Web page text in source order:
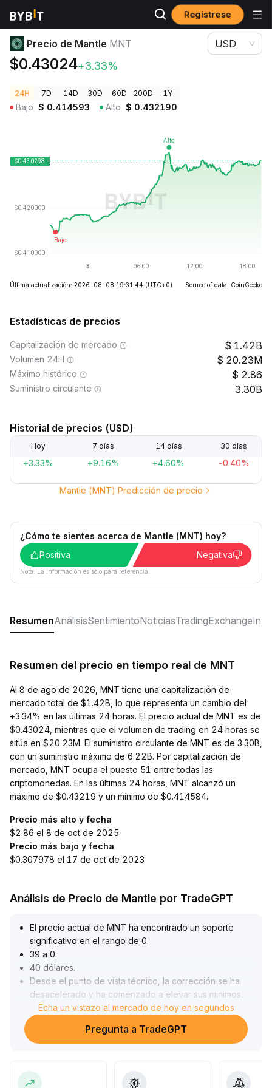
Regístrese
Precios de Criptomonedas Precio de Mantle MNT
Precio de Mantle MNT
$0.43024+3.33%
USD
24H 7D 14D 30D 60D 200D 1Y
Bajo $ 0.414593 Alto $ 0.432190
Última actualización: 2026-08-08 19:31:44 (UTC+0) Source of data: CoinGecko
Estadísticas de precios
Capitalización de mercado 1.42B
Volumen 24H 20.23M
Máximo histórico 2.86
Suministro circulante 3.30B
Historial de precios (USD)
Hoy 7 días 14 días 30 días
+3.33% +9.16% +4.60% -0.40%
Mantle (MNT) Predicción de precio
¿Cómo te sientes acerca de Mantle (MNT) hoy?
Positiva
Negativa
Nota: La información es solo para referencia.
ResumenAnálisisSentimientoNoticiasTradingExchange
Resumen del precio en tiempo real de MNT
Al 8 de ago de 2026, MNT tiene una capitalización de
mercado total de $1.42B, lo que representa un cambio del
+3.34% en las últimas 24 horas. El precio actual de MNT es de
$0.43024, mientras que el volumen de trading en 24 horas se
sitúa en $20.23M. El suministro circulante de MNT es de 3.30B,
con un suministro máximo de 6.22B. Por capitalización de
mercado, MNT ocupa el puesto 51 entre todas las
criptomonedas. En las últimas 24 horas, MNT alcanzó un
máximo de $0.43219 y un mínimo de $0.414584.
Precio más alto y fecha
$2.86 el 8 de oct de 2025
Precio más bajo y fecha
$0.307978 el 17 de oct de 2023
Análisis de Precio de Mantle por TradeGPT
El precio actual de MNT ha encontrado un soporte
significativo en el rango de 0.
39 a 0.
40 dólares.
Desde el punto de vista técnico, la corrección se ha
desacelerado y ha comenzado a elevar sus mínimos
La resistencia a corto plazo se sitúa entre 0.
43 y 0
lo que refuerza el impulso alcista a corto plazo
Echa un vistazo al mercado de hoy en segundos
Pregunta a TradeGPT